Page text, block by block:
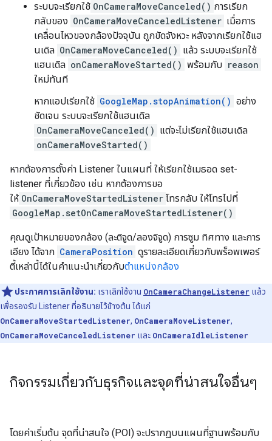
ระบบจะเรียกใช้ OnCameraMoveCanceled() การเรียก
กลับของ OnCameraMoveCanceledListener เมื่อการ
เคลื่อนไหวของกล้องปัจจุบัน ถูกขัดจังหวะ หลังจากเรียกใช้แฮ
นเดิล OnCameraMoveCanceled() แล้ว ระบบจะเรียกใช้
แฮนเดิล onCameraMoveStarted() พร้อมกับ reason
ใหม่ทันที
หากแอปเรียกใช้ GoogleMap.stopAnimation() อย่าง
ชัดเจน ระบบจะเรียกใช้แฮนเดิล
OnCameraMoveCanceled() แต่จะไม่เรียกใช้แฮนเดิล
onCameraMoveStarted()
หากต้องการตั้งค่า Listener ในแผนที่ ให้เรียกใช้เมธอด set-
listener ที่เกี่ยวข้อง เช่น หากต้องการขอ
ให้ OnCameraMoveStartedListener โทรกลับ ให้โทรไปที่
GoogleMap.setOnCameraMoveStartedListener()
คุณดูเป้าหมายของกล้อง (ละติจูด/ลองจิจูด) การซูม ทิศทาง และการ
เอียง ได้จาก CameraPosition ดูรายละเอียดเกี่ยวกับพร็อพเพอร์
ตี้เหล่านี้ได้ในคำแนะนำเกี่ยวกับตำแหน่งกล้อง
ประกาศการเลิกใช้งาน: เราเลิกใช้งาน OnCameraChangeListener แล้ว
เพื่อรองรับ Listener ที่อธิบายไว้ข้างต้น ได้แก่
OnCameraMoveStartedListener, OnCameraMoveListener,
OnCameraMoveCanceledListener และ OnCameraIdleListener
กิจกรรมเกี่ยวกับธุรกิจและจุดที่น่าสนใจอื่นๆ
โดยค่าเริ่มต้น จุดที่น่าสนใจ (POI) จะปรากฏบนแผนที่ฐานพร้อมกับ